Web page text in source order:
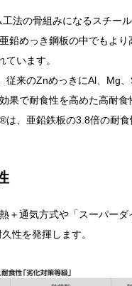
法の骨組みになるスチー
鉛めっき鋼板の中でもより
います。
従来のZnめっきにAl、Mg、
果で耐食性を高めた高耐食
は、亜鉛鉄板の3.8倍の耐食
＋通気方式や「スーパーダ
性を発揮します。